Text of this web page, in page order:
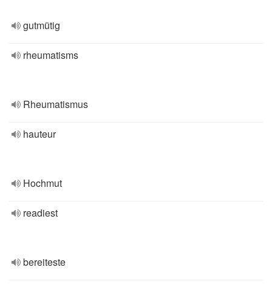
gutmütig
rheumatisms
Rheumatismus
hauteur
Hochmut
readiest
bereiteste